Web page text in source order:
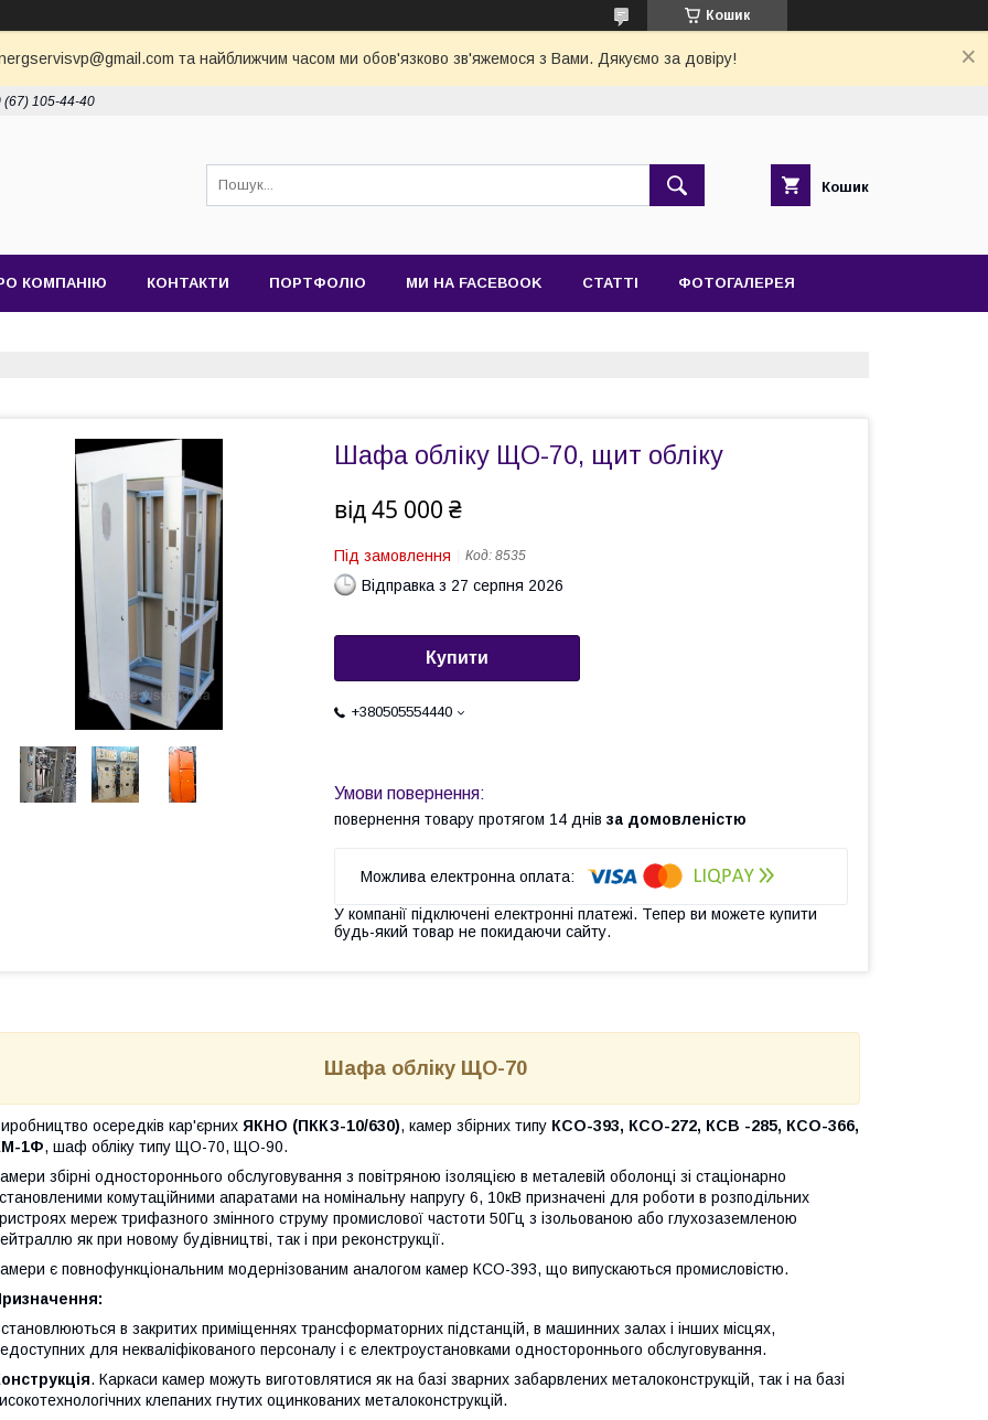
Кошик
та найближчим часом ми обов'язково зв'яжемося з Вами. Дякуємо за довіру!
(67) 105-44-40
Кошик
КОМПАНІЮ КОНТАКТИ ПОРТФОЛІО МИ НА FACEBOOK СТАТТІ ФОТОГАЛЕРЕЯ
Шафа обліку ЩО-70, щит обліку
від45 000 ₴
Під замовлення Код: 8535
Відправка з 27 серпня 2026
Купити
+380505554440
повернення товару протягом 14 днів за домовленістю
У компанії підключені електронні платежі. Тепер ви можете купити
будь-який товар не покидаючи сайту.
Шафа обліку ЩО-70
осередків кар'єрних ЯКНО (ПККЗ-10/630), камер збірних типу КСО-393, КСО-272, КСВ -285, КСО-366,
1Ф, шаф обліку типу ЩО-70, ЩО-90.
збірні одностороннього обслуговування з повітряною ізоляцією в металевій оболонці зі стаціонарно
комутаційними апаратами на номінальну напругу 6, 10кВ призначені для роботи в розподільних
мереж трифазного змінного струму промислової частоти 50Гц з ізольованою або глухозаземленою
як при новому будівництві, так і при реконструкції.
є повнофункціональним модернізованим аналогом камер КСО-393, що випускаються промисловістю.
в закритих приміщеннях трансформаторних підстанцій, в машинних залах і інших місцях,
для некваліфікованого персоналу і є електроустановками одностороннього обслуговування.
. Каркаси камер можуть виготовлятися як на базі зварних забарвлених металоконструкцій, так і на базі
клепаних гнутих оцинкованих металоконструкцій.